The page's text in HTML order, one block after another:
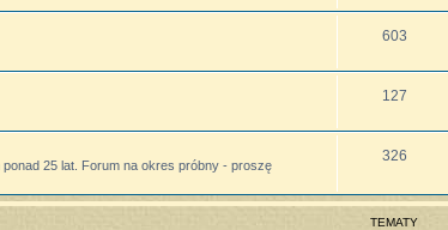
603
127
ponad 25 lat. Forum na okres próbny - proszę
326
TEMATY